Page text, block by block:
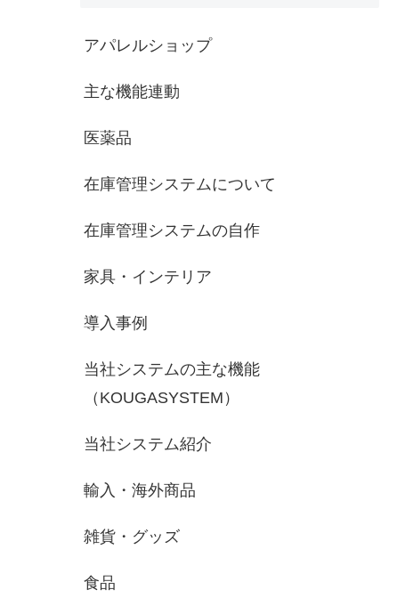
アパレルショップ
主な機能連動
医薬品
在庫管理システムについて
在庫管理システムの自作
家具・インテリア
導入事例
当社システムの主な機能
（KOUGASYSTEM）
当社システム紹介
輸入・海外商品
雑貨・グッズ
食品